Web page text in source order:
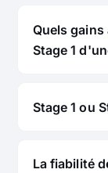
Quels
Stage 1
Stage 1 ou
La fiabilité